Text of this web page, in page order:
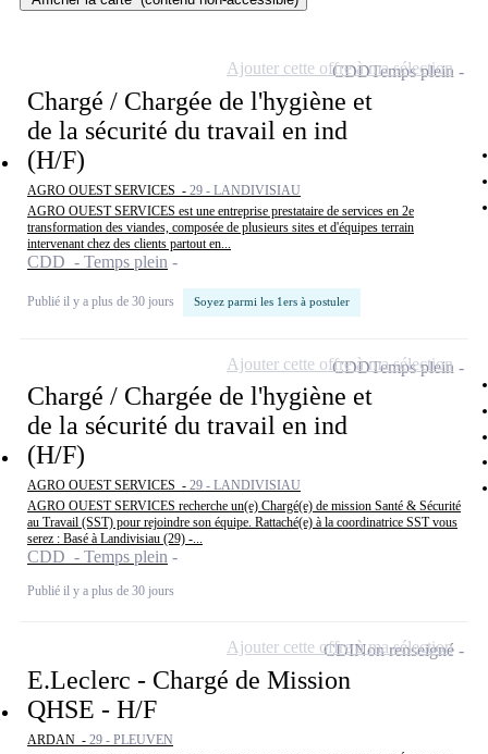
Chargé / Chargée de l'hygiène et
de la sécurité du travail en ind
(H/F)
AGRO OUEST SERVICES - 29 - LANDIVISIAU
AGRO OUEST SERVICES est une entreprise prestataire de services en 2e
transformation des viandes, composée de plusieurs sites et d'équipes terrain
intervenant chez des clients partout en...
CDD - Temps plein
Publié il y a plus de 30 jours Soyez parmi les 1ers à postuler
CDDTemps plein
Ajouter cette offre à ma sélection
Chargé / Chargée de l'hygiène et
de la sécurité du travail en ind
(H/F)
AGRO OUEST SERVICES - 29 - LANDIVISIAU
AGRO OUEST SERVICES recherche un(e) Chargé(e) de mission Santé & Sécurité
au Travail (SST) pour rejoindre son équipe. Rattaché(e) à la coordinatrice SST vous
serez : Basé à Landivisiau (29) -...
CDD - Temps plein
Publié il y a plus de 30 jours
CDDTemps plein
Ajouter cette offre à ma sélection
E.Leclerc - Chargé de Mission
QHSE - H/F
ARDAN - 29 - PLEUVEN
CDINon renseigné
Ajouter cette offre à ma sélection